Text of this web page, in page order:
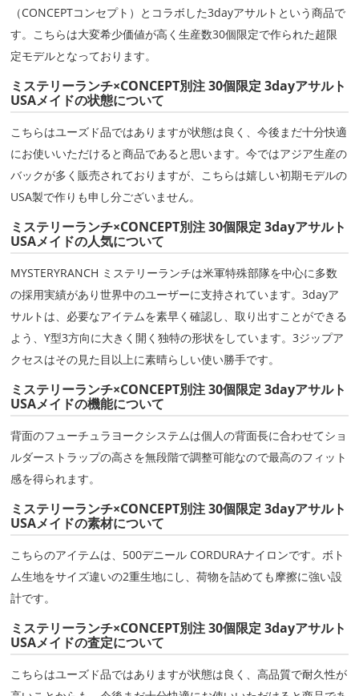
（CONCEPTコンセプト）とコラボした3dayアサルトという商品で
す。こちらは大変希少価値が高く生産数30個限定で作られた超限
定モデルとなっております。
ミステリーランチ×CONCEPT別注 30個限定 3dayアサルト
USAメイドの状態について
こちらはユーズド品ではありますが状態は良く、今後まだ十分快適
にお使いいただけると商品であると思います。今ではアジア生産の
バックが多く販売されておりますが、こちらは嬉しい初期モデルの
USA製で作りも申し分ございません。
ミステリーランチ×CONCEPT別注 30個限定 3dayアサルト
USAメイドの人気について
MYSTERYRANCH ミステリーランチは米軍特殊部隊を中心に多数
の採用実績があり世界中のユーザーに支持されています。3dayア
サルトは、必要なアイテムを素早く確認し、取り出すことができる
よう、Y型3方向に大きく開く独特の形状をしています。3ジップア
クセスはその見た目以上に素晴らしい使い勝手です。
ミステリーランチ×CONCEPT別注 30個限定 3dayアサルト
USAメイドの機能について
背面のフューチュラヨークシステムは個人の背面長に合わせてショ
ルダーストラップの高さを無段階で調整可能なので最高のフィット
感を得られます。
ミステリーランチ×CONCEPT別注 30個限定 3dayアサルト
USAメイドの素材について
こちらのアイテムは、500デニール CORDURAナイロンです。ボト
ム生地をサイズ違いの2重生地にし、荷物を詰めても摩擦に強い設
計です。
ミステリーランチ×CONCEPT別注 30個限定 3dayアサルト
USAメイドの査定について
こちらはユーズド品ではありますが状態は良く、高品質で耐久性が